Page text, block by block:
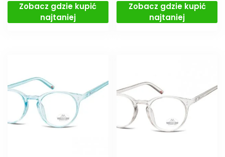
Zobacz gdzie kupić
najtaniej
Zobacz gdzie kupić
najtaniej